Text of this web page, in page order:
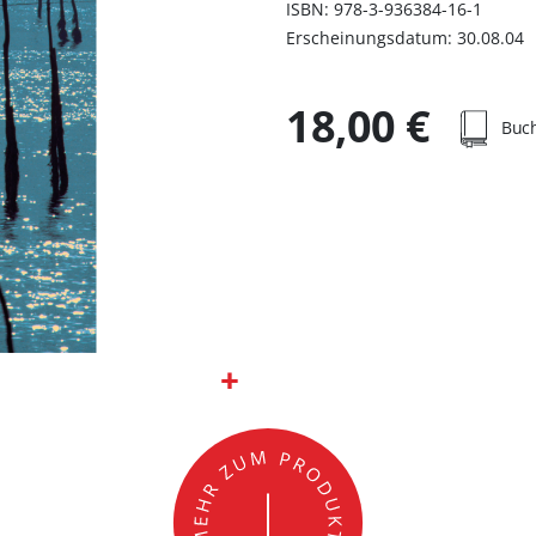
ISBN: 978-3-936384-16-1
Erscheinungsdatum: 30.08.04
18,00 €